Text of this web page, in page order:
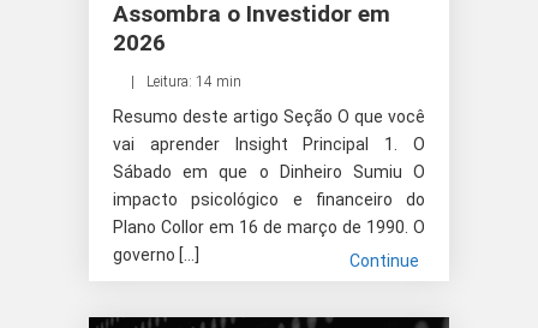
Assombra o Investidor em
2026
Leitura: 14 min
Resumo deste artigo Seção O que você
vai aprender Insight Principal 1. O
Sábado em que o Dinheiro Sumiu O
impacto psicológico e financeiro do
Plano Collor em 16 de março de 1990. O
governo […]
Continue